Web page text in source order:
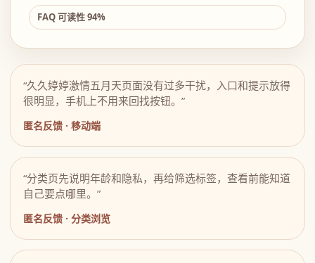
FAQ 可读性 94%
“久久婷婷激情五月天页面没有过多干扰，入口和提示放得
很明显，手机上不用来回找按钮。”
匿名反馈 · 移动端
“分类页先说明年龄和隐私，再给筛选标签，查看前能知道
自己要点哪里。”
匿名反馈 · 分类浏览